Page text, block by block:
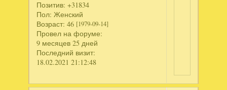
Позитив: +31834
Пол: Женский
Возраст: 46 [1979-09-14]
Провел на форуме:
9 месяцев 25 дней
Последний визит:
18.02.2021 21:12:48